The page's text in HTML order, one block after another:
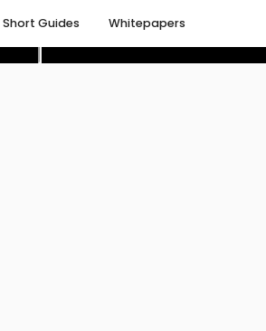
Short Guides Whitepapers